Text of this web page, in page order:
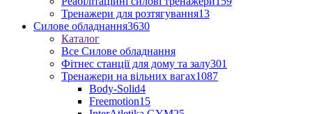
Тренажери для розтягування13
Силове обладнання3630
Каталог
Все Силове обладнання
Фітнес станції для дому та залу301
Тренажери на вільних вагах1087
Body-Solid4
Freemotion15